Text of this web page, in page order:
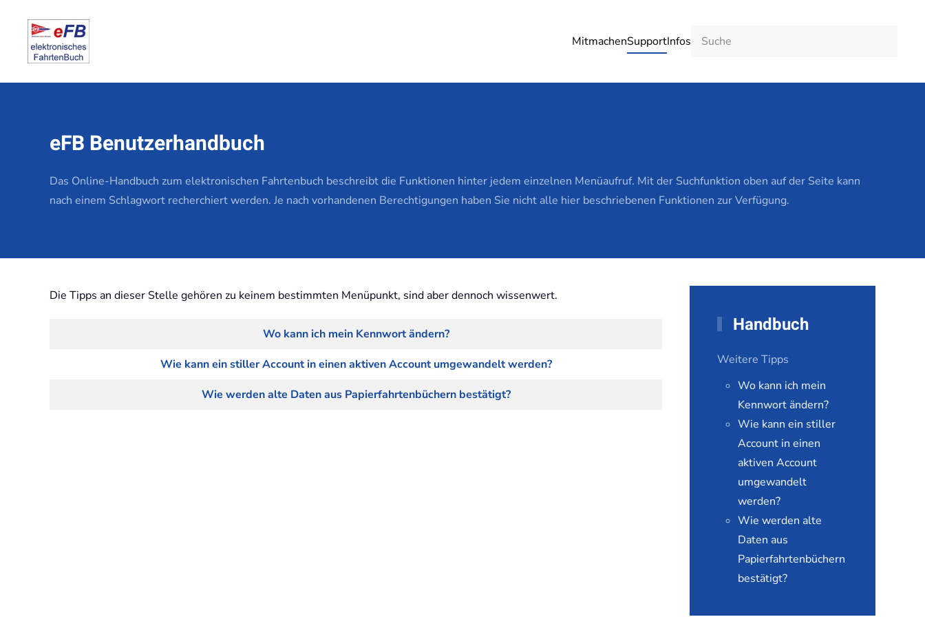
Zum Hauptinhalt springen MitmachenSupportInfos
eFB Benutzerhandbuch
Das Online-Handbuch zum elektronischen Fahrtenbuch beschreibt die Funktionen hinter jedem einzelnen Menüaufruf. Mit der Suchfunktion oben auf der Seite kann
nach einem Schlagwort recherchiert werden. Je nach vorhandenen Berechtigungen haben Sie nicht alle hier beschriebenen Funktionen zur Verfügung.
Die Tipps an dieser Stelle gehören zu keinem bestimmten Menüpunkt, sind aber dennoch wissenwert.
Wo kann ich mein Kennwort ändern?
Wie kann ein stiller Account in einen aktiven Account umgewandelt werden?
Wie werden alte Daten aus Papierfahrtenbüchern bestätigt?
Handbuch
Weitere Tipps
Wo kann ich mein
Kennwort ändern?
Wie kann ein stiller
Account in einen
aktiven Account
umgewandelt
werden?
Wie werden alte
Daten aus
Papierfahrtenbüchern
bestätigt?